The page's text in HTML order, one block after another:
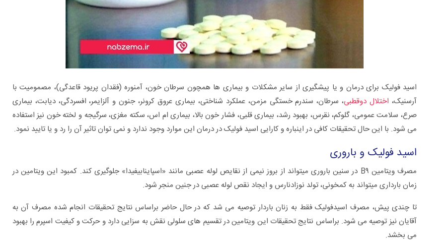
اسید فولیک برای درمان و یا پیشگیری از سایر مشکلات و بیماری ها همچون سرطان خون، آمنوره (فقدان پریود قاعدگی)، مصمومیت با
آرسنیک، اختلال دوقطبی، سرطان، سندرم خستگی مزمن، عملکرد شناختی، بیماری عروق کرونر، جنون و آلزایمر، افسردگی، دیابت، بیماری
صرع، سلامت عمومی، گلوکم، نقرس، بهبود رشد، بیماری قلبی، فشار خون بالا، بیماری ام اس، سکته مغزی، سرگیجه و لخته خون نیز استفاده
می شود. با این حال تحقیقات کافی در اینباره و کارایی اسید فولیک در درمان این موارد وجود ندارد و نمی توان تاثیر آن را رد و یا تایید نمود.
اسید فولیک و باروری
مصرف ویتامین B۹ در سنین باروری می‏تواند از بروز نیمی از نقایص لوله عصبی مانند «اسپاینابیفیدا» جلوگیری کند. کمبود این ویتامین در
زمان بارداری می‏تواند به کم‏خونی، تولد نوزادنارس و ایجاد نقص لوله عصبی در جنین منجر شود.
تا چندی پیش، مصرف اسیدفولیک فقط به زنان باردار توصیه می ‏شد که در حال حاضر براساس نتایج تحقیقات انجام ‏شده مصرف آن به
آقایان نیز توصیه می ‏شود. براساس نتایج تحقیقات این ویتامین در تقسیم های سلولی نقش به سزایی دارد و حرکت و کیفیت اسپرم را بهبود
می‏ بخشد.